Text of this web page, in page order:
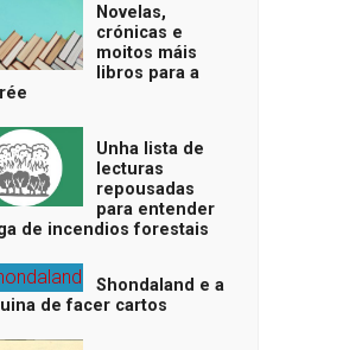
Novelas,
crónicas e
moitos máis
libros para a
Unha lista de
lecturas
repousadas
para entender
de incendios forestais
Shondaland e a
de facer cartos